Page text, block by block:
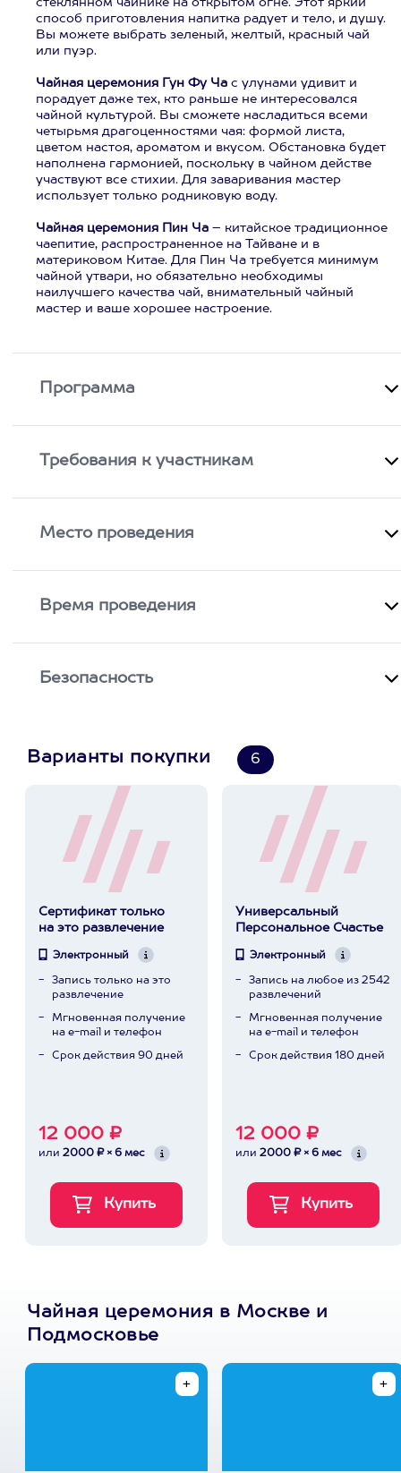
стеклянном чайнике на открытом огне. Этот яркий
способ приготовления напитка радует и тело, и душу.
Вы можете выбрать зеленый, желтый, красный чай
или пуэр.
Чайная церемония Гун Фу Ча с улунами удивит и
порадует даже тех, кто раньше не интересовался
чайной культурой. Вы сможете насладиться всеми
четырьмя драгоценностями чая: формой листа,
цветом настоя, ароматом и вкусом. Обстановка будет
наполнена гармонией, поскольку в чайном действе
участвуют все стихии. Для заваривания мастер
использует только родниковую воду.
Чайная церемония Пин Ча – китайское традиционное
чаепитие, распространенное на Тайване и в
материковом Китае. Для Пин Ча требуется минимум
чайной утвари, но обязательно необходимы
наилучшего качества чай, внимательный чайный
мастер и ваше хорошее настроение.
Программа
Требования к участникам
Место проведения
Время проведения
Безопасность
Варианты покупки 6
Сертификат только
на это развлечение
Электронный
Запись только на это
развлечение
Мгновенная получение
на e-mail и телефон
Срок действия 90 дней
12 000 ₽
или 2000 ₽ × 6 мес
Универсальный
Персональное Счастье
Электронный
Запись на любое из 2542
развлечений
Мгновенная получение
на e-mail и телефон
Срок действия 180 дней
12 000 ₽
или 2000 ₽ × 6 мес
Чайная церемония в Москве и
Подмосковье